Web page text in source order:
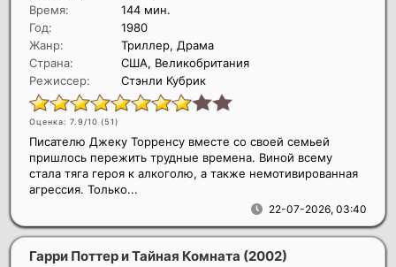
Время:
144 мин.
Год:
1980
Жанр:
Триллер, Драма
Страна:
США, Великобритания
Режиссер:
Стэнли Кубрик
Оценка: 7.9/10 (51)
22-07-2026, 03:40
Писателю Джеку Торренсу вместе со своей семьей
пришлось пережить трудные времена. Виной всему
стала тяга героя к алкоголю, а также немотивированная
агрессия. Только...
Гарри Поттер и Тайная Комната (2002)